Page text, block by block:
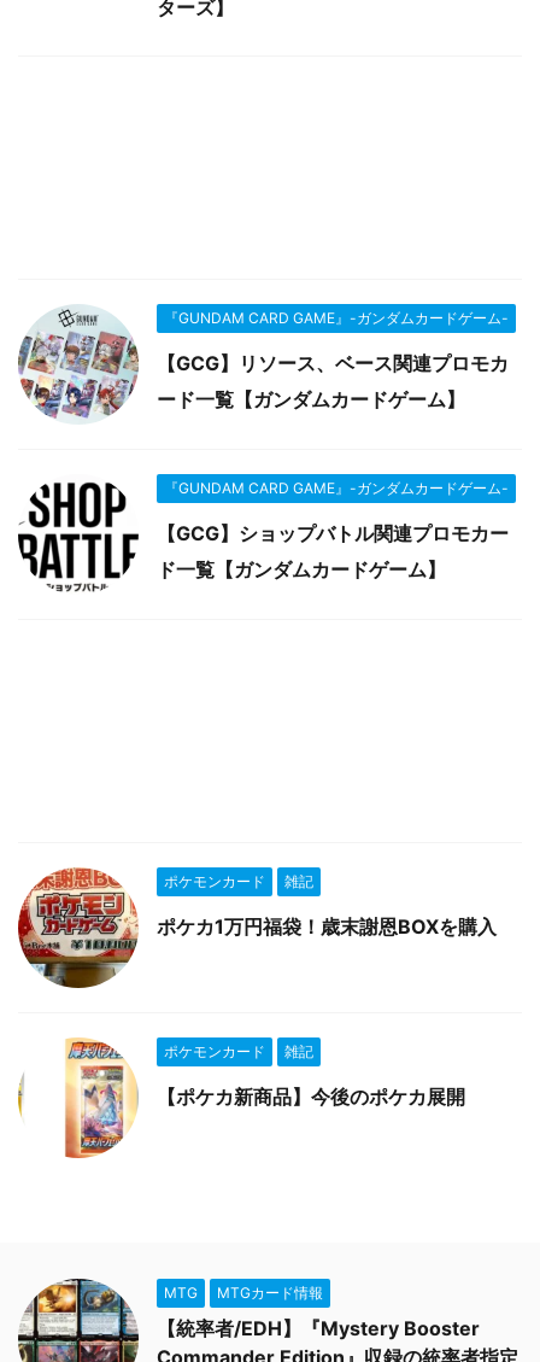
ターズ】
『GUNDAM CARD GAME』-ガンダムカードゲーム-
【GCG】リソース、ベース関連プロモカ
ード一覧【ガンダムカードゲーム】
『GUNDAM CARD GAME』-ガンダムカードゲーム-
【GCG】ショップバトル関連プロモカー
ド一覧【ガンダムカードゲーム】
ポケモンカード 雑記
ポケカ1万円福袋！歳末謝恩BOXを購入
ポケモンカード 雑記
【ポケカ新商品】今後のポケカ展開
MTG MTGカード情報
【統率者/EDH】『Mystery Booster
Commander Edition』収録の統率者指定